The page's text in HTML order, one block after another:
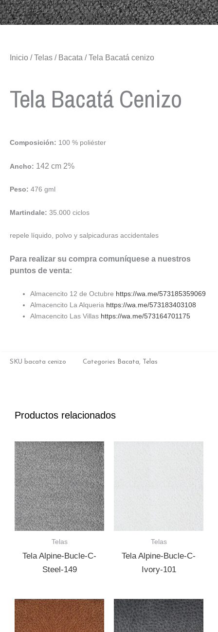
Inicio /Telas / Bacata / Tela Bacatá cenizo
Tela Bacatá Cenizo
Composición: 100 % poliéster
Ancho: 142 cm 2%
Peso: 476 gml
Martindale: 35.000 ciclos
repele líquido, polvo y salpicaduras accidentales
Para realizar su compra comuníquese a nuestros
puntos de venta:
Almacencito 12 de Octubre https://wa.me/573185359069
Almacencito La Alqueria https://wa.me/573183403108
Almacencito Las Villas https://wa.me/573164701175
SKU bacata cenizo Categories Bacata, Telas
Productos relacionados
Telas
Tela Alpine-Bucle-C-
Steel-149
Telas
Tela Alpine-Bucle-C-
Ivory-101